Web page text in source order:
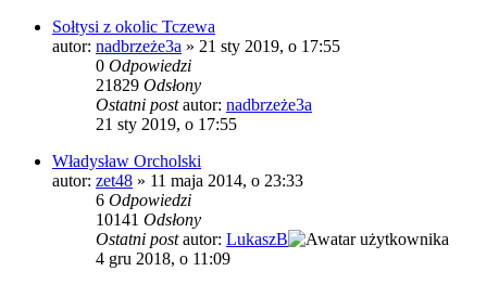
Sołtysi z okolic Tczewa
autor: nadbrzeże3a » 21 sty 2019, o 17:55
0 Odpowiedzi
21829 Odsłony
Ostatni postautor: nadbrzeże3a
21 sty 2019, o 17:55
Władysław Orcholski
autor: zet48 » 11 maja 2014, o 23:33
6 Odpowiedzi
10141 Odsłony
Ostatni postautor: LukaszB
4 gru 2018, o 11:09